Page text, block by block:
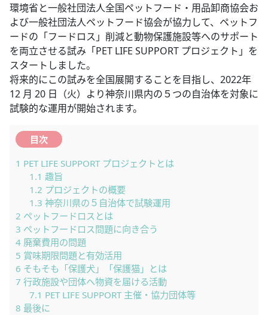
環境省と一般社団法人全国ペットフード・用品卸商協会お
よび一般社団法人ペットフード協会が協力して、ペットフ
ードの「フードロス」削減と動物保護施設等へのサポート
を両立させる試み「PET LIFE SUPPORT プロジェクト」を
スタートしました。
将来的にこの試みを全国展開することを目指し、2022年
12 月 20 日（火）より神奈川県内の５つの自治体を対象に
試験的な運用が開始されます。
目次
1 PET LIFE SUPPORT プロジェクトとは
1.1 趣旨
1.2 プロジェクトの概要
1.3 神奈川県の５自治体で試験運用
2 ペットフードロスとは
3 ペットフードロス問題に向き合う
4 廃棄費用の問題
5 賞味期限問題と有効活用
6 そもそも「保護犬」「保護猫」とは
7 行政施設や団体へ物資を届ける活動
7.1 PET LIFE SUPPORT 主催・協力団体等
8 最後に